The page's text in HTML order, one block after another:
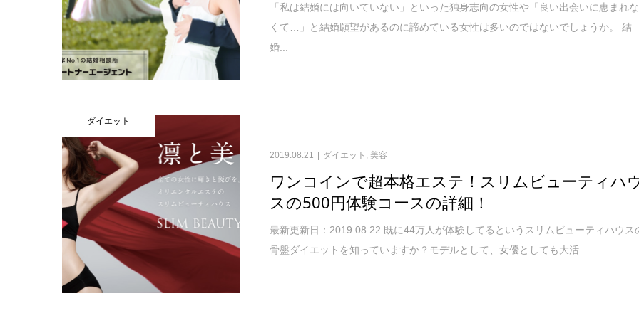
「私は結婚には向いていない」といった独身志向の女性や「良い出会いに恵まれな
くて…」と結婚願望があるのに諦めている女性は多いのではないでしょうか。 結
婚...
ダイエット
2019.08.21 ダイエット , 美容
ワンコインで超本格エステ！スリムビューティハ
スの500円体験コースの詳細！
最新更新日：2019.08.22 既に44万人が体験してるというスリムビューティハウス
骨盤ダイエットを知っていますか？モデルとして、女優としても大活...